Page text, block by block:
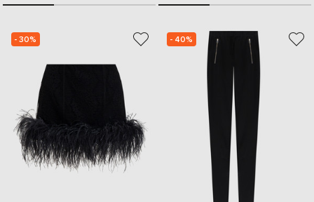
- 30% - 40%